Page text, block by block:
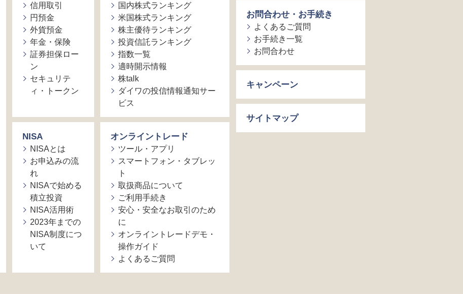
信用取引
円預金
外貨預金
年金・保険
証券担保ロー
ン
セキュリテ
ィ・トークン
NISA
NISAとは
お申込みの流
れ
NISAで始める
積立投資
NISA活用術
2023年までの
NISA制度につ
いて
国内株式ランキング
米国株式ランキング
株主優待ランキング
投資信託ランキング
指数一覧
適時開示情報
株talk
ダイワの投信情報通知サー
ビス
オンライントレード
ツール・アプリ
スマートフォン・タブレッ
ト
取扱商品について
ご利用手続き
安心・安全なお取引のため
に
オンライントレードデモ・
操作ガイド
よくあるご質問
お問合わせ・お手続き
よくあるご質問
お手続き一覧
お問合わせ
キャンペーン
サイトマップ